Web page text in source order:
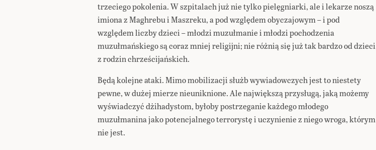
trzeciego pokolenia. W szpitalach już nie tylko pielęgniarki, ale i lekarze noszą
imiona z Maghrebu i Maszreku, a pod względem obyczajowym – i pod
względem liczby dzieci – młodzi muzułmanie i młodzi pochodzenia
muzułmańskiego są coraz mniej religijni; nie różnią się już tak bardzo od dzieci
z rodzin chrześcijańskich.
Będą kolejne ataki. Mimo mobilizacji służb wywiadowczych jest to niestety
pewne, w dużej mierze nieuniknione. Ale największą przysługą, jaką możemy
wyświadczyć dżihadystom, byłoby postrzeganie każdego młodego
muzułmanina jako potencjalnego terrorystę i uczynienie z niego wroga, którym
nie jest.